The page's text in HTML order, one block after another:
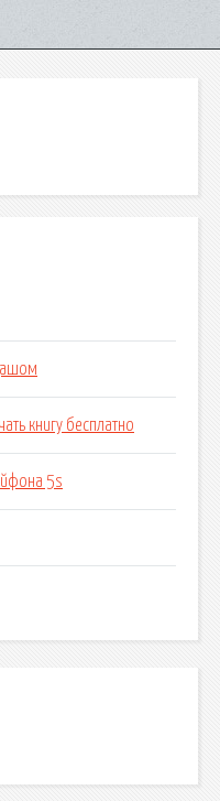
книгу бесплатно
5s